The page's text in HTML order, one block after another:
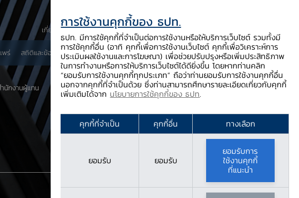
พร่ สถิติและข้อมูลเผยแพร่ บริการจาก ธปท. นวัตกรรมภาคการเงิน สตางค์ Story
เกี่ยวกับ ธปท. ติดต่อเรา ช่วยเหลือ / ร้องเรียน EN
นักงานผู้แทน
การใช้งานคุกกี้ของ ธปท.
ธปท. มีการใช้คุกกี้ที่จำเป็นต่อการใช้งานหรือให้บริการเว็บไซต์ รวมทั้งมี
การใช้คุกกี้อื่น (อาทิ คุกกี้เพื่อการใช้งานเว็บไซต์ คุกกี้เพื่อวิเคราะห์การ
ประเมินผลใช้งานและการโฆษณา) เพื่อช่วยปรับปรุงหรือเพิ่มประสิทธิภาพ
ในการทำงานหรือการให้บริการเว็บไซต์ได้ดียิ่งขึ้น โดยหากท่านคลิก
“ยอมรับการใช้งานคุกกี้ทุกประเภท” ถือว่าท่านยอมรับการใช้งานคุกกี้อื่น
นอกจากคุกกี้ที่จำเป็นด้วย ซึ่งท่านสามารถศึกษารายละเอียดเกี่ยวกับคุกกี้
เพิ่มเติมได้จาก นโยบายการใช้คุกกี้ของ ธปท.
คุกกี้ที่จำเป็น คุกกี้อื่น ทางเลือก
ยอมรับ ยอมรับ
ยอมรับการ
ใช้งานคุกกี้
ที่แนะนำ